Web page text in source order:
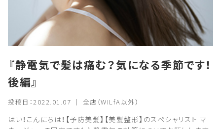
『静電気で髪は痛む？気になる季節です！
後編』
投稿日：2022.01.07 ｜ 全店（WILfA以外）
はい！こんにちは！【予防美髪】【美髪整形】のスペシャリスト マ